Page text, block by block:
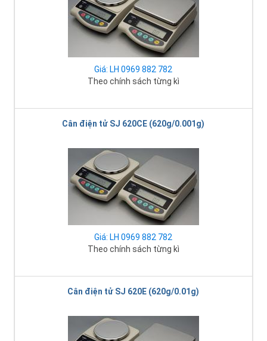
Giá: LH 0969 882 782
Theo chính sách từng kì
Cân điện tử SJ 620CE (620g/0.001g)
Giá: LH 0969 882 782
Theo chính sách từng kì
Cân điện tử SJ 620E (620g/0.01g)